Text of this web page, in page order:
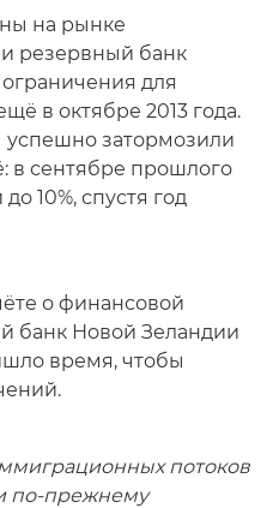
на рынке
резервный банк
для
в октябре 2013 года.
затормозили
в сентябре прошлого
10%, спустя год
о финансовой
банк Новой Зеландии
время, чтобы
потоков
по-прежнему